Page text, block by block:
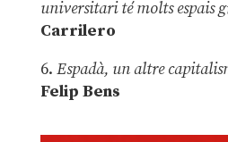
universitari té molts espais
Carrilero
6. Espadà, un altre
Felip Bens